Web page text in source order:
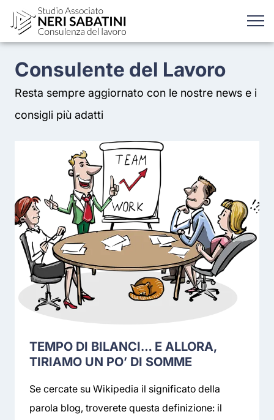
Consulente del Lavoro
Resta sempre aggiornato con le nostre news e i
consigli più adatti
TEMPO DI BILANCI… E ALLORA,
TIRIAMO UN PO’ DI SOMME
Se cercate su Wikipedia il significato della
parola blog, troverete questa definizione: il